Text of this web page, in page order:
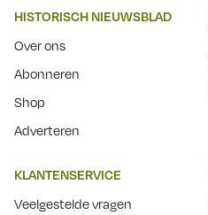
HISTORISCH NIEUWSBLAD
Over ons
Abonneren
Shop
Adverteren
KLANTENSERVICE
Veelgestelde vragen